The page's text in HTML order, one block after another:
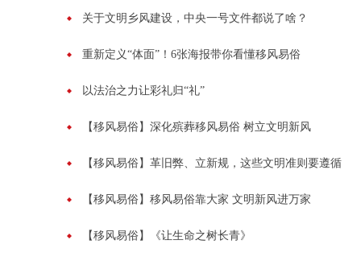
关于文明乡风建设，中央一号文件都说了啥？
重新定义“体面”！6张海报带你看懂移风易俗
以法治之力让彩礼归“礼”
【移风易俗】深化殡葬移风易俗 ‌树立文明新风
【移风易俗】革旧弊、立新规，这些文明准则要遵循
【移风易俗】移风易俗靠大家 文明新风进万家
【移风易俗】《让生命之树长青》